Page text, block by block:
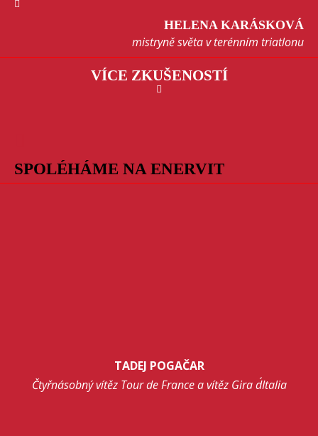
HELENA KARÁSKOVÁ
mistryně světa v terénním triatlonu
VÍCE ZKUŠENOSTÍ
SPOLÉHÁME NA ENERVIT
TADEJ POGAČAR
Čtyřnásobný vítěz Tour de France a vítěz Gira d´Italia